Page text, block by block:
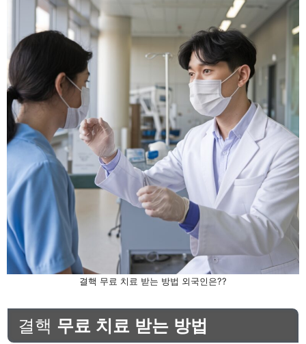
결핵 무료 치료 받는 방법 외국인은??
결핵 무료 치료 받는 방법